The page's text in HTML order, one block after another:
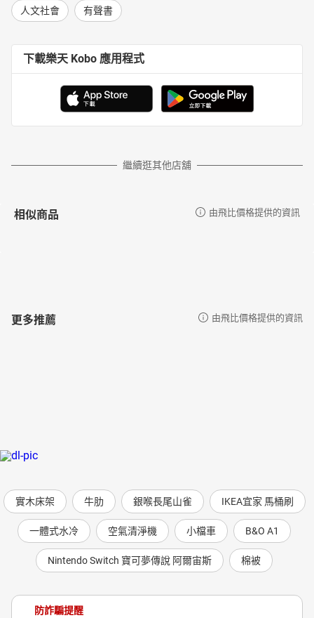
人文社會 有聲書
下載樂天 Kobo 應用程式
繼續逛其他店舖
相似商品 由飛比價格提供的資訊
更多推薦 由飛比價格提供的資訊
實木床架 牛肋 銀喉長尾山雀 IKEA宜家 馬桶刷
一體式水冷 空氣清淨機 小檔車 B&O A1
Nintendo Switch 寶可夢傳說 阿爾宙斯 棉被
防詐騙提醒